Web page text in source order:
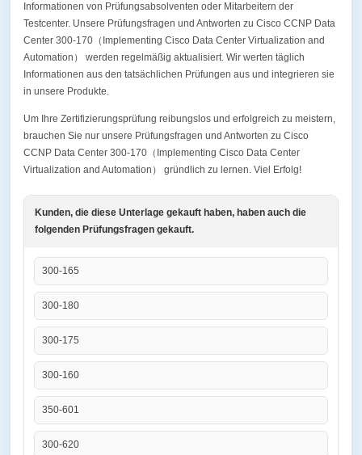
Informationen von Prüfungsabsolventen oder Mitarbeitern der
Testcenter. Unsere Prüfungsfragen und Antworten zu Cisco CCNP Data
Center 300-170（Implementing Cisco Data Center Virtualization and
Automation） werden regelmäßig aktualisiert. Wir werten täglich
Informationen aus den tatsächlichen Prüfungen aus und integrieren sie
in unsere Produkte.
Um Ihre Zertifizierungsprüfung reibungslos und erfolgreich zu meistern,
brauchen Sie nur unsere Prüfungsfragen und Antworten zu Cisco
CCNP Data Center 300-170（Implementing Cisco Data Center
Virtualization and Automation） gründlich zu lernen. Viel Erfolg!
Kunden, die diese Unterlage gekauft haben, haben auch die
folgenden Prüfungsfragen gekauft.
300-165
300-180
300-175
300-160
350-601
300-620